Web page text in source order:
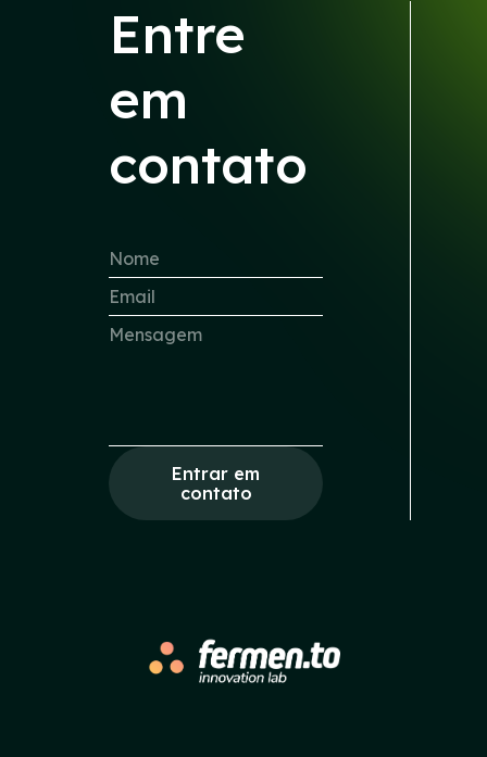
Entre
em
contato
Entrar em
contato